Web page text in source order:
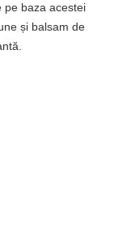
pe baza acestei
și balsam de